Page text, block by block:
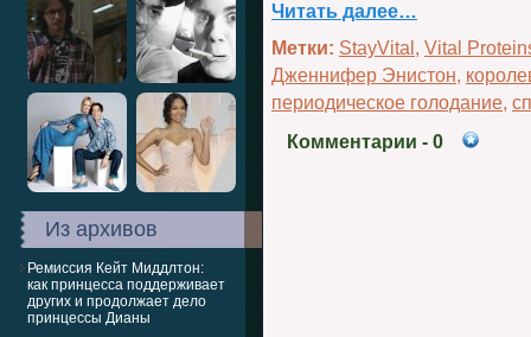
Из архивов
Ремиссия Кейт Миддлтон:
как принцесса поддерживает
других и продолжает дело
принцессы Дианы
Читать далее…
Метки: StayVital , Vital
Дженнифер Энистон,
периодическое голодание,
Комментарии - 0